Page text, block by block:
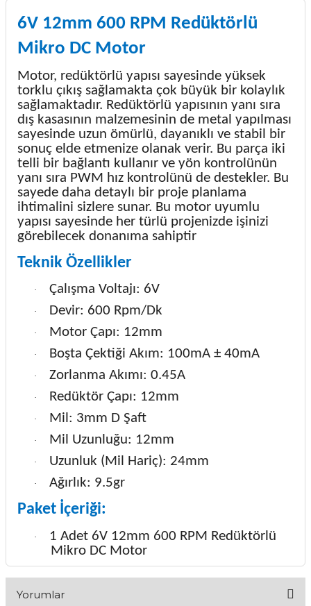
6V 12mm 600 RPM Redüktörlü
Mikro DC Motor
Motor, redüktörlü yapısı sayesinde yüksek
torklu çıkış sağlamakta çok büyük bir kolaylık
sağlamaktadır. Redüktörlü yapısının yanı sıra
dış kasasının malzemesinin de metal yapılması
sayesinde uzun ömürlü, dayanıklı ve stabil bir
sonuç elde etmenize olanak verir. Bu parça iki
telli bir bağlantı kullanır ve yön kontrolünün
yanı sıra PWM hız kontrolünü de destekler. Bu
sayede daha detaylı bir proje planlama
ihtimalini sizlere sunar. Bu motor uyumlu
yapısı sayesinde her türlü projenizde işinizi
görebilecek donanıma sahiptir
Teknik Özellikler
· Çalışma Voltajı: 6V
· Devir: 600 Rpm/Dk
· Motor Çapı: 12mm
· Boşta Çektiği Akım: 100mA ± 40mA
· Zorlanma Akımı: 0.45A
· Redüktör Çapı: 12mm
· Mil: 3mm D Şaft
· Mil Uzunluğu: 12mm
· Uzunluk (Mil Hariç): 24mm
· Ağırlık: 9.5gr
Paket İçeriği:
·
1 Adet 6V 12mm 600 RPM Redüktörlü
Mikro DC Motor
Yorumlar